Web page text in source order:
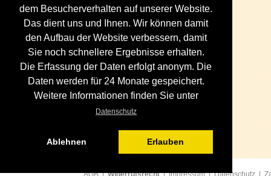
dem Besucherverhalten auf unserer Website.
Das dient uns und Ihnen. Wir können damit
den Aufbau der Website verbessern, damit
Sie noch schnellere Ergebnisse erhalten.
Die Erfassung der Daten erfolgt anonym. Die
Daten werden für 24 Monate gespeichert.
Weitere Informationen finden Sie unter
Datenschutz
Ablehnen Erlauben
AGB|Widerrufsrecht|Impressum|Datenschutz |